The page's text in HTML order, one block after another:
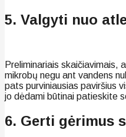
5. Valgyti nuo
Preliminariais skaičiavimais,
mikrobų negu ant vandens
pats purviniausias paviršius
jo dėdami būtinai patieskite
6. Gerti gėrimus